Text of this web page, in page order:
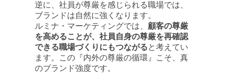
逆に、社員が尊厳を感じられる職場では、
ブランドは自然に強くなります。
ルミナ・マーケティングでは、 顧客の尊厳
を高めることが、社員自身の尊厳を再確認
できる職場づくりにもつながると考えてい
ます。この『内外の尊厳の循環』こそ、真
のブランド強度です。